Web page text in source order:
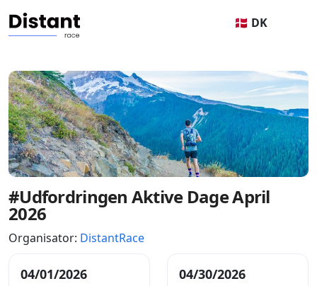
🇩🇰 DK
#Udfordringen Aktive Dage April
2026
Organisator: DistantRace
04/01/2026 04/30/2026